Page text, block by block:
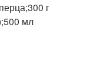
г
мл